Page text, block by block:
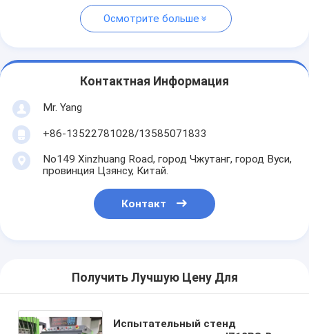
Осмотрите больше
Контактная Информация
Mr. Yang
+86-13522781028/13585071833
No149 Xinzhuang Road, город Чжутанг, город Вуси,
провинция Цзянсу, Китай.
Контакт
Получить Лучшую Цену Для
Испытательный стенд